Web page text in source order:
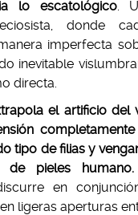
lo escatológico.
donde
imperfecta
inevitable
directa.
el artificio del
tipo de filias y
pieles humano.
en
ligeras aperturas